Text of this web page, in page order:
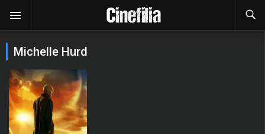
Michelle Hurd